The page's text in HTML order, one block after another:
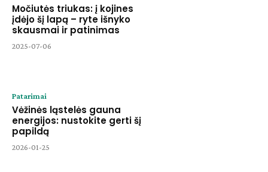
Močiutės triukas: į kojines
įdėjo šį lapą – ryte išnyko
skausmai ir patinimas
2025-07-06
Patarimai
Vėžinės ląstelės gauna
energijos: nustokite gerti šį
papildą
2026-01-25